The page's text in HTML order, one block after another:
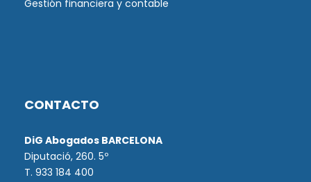
Gestión financiera y contable
CONTACTO
DiG Abogados BARCELONA
Diputació, 260. 5º
T. 933 184 400